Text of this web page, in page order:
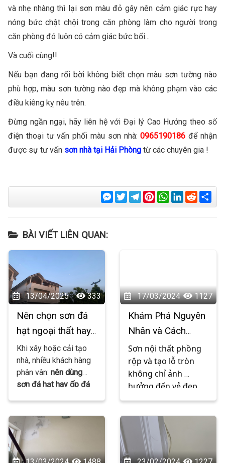
và nhẹ nhàng thì lại sơn màu đỏ gây nên cảm giác rực hay
nóng bức chật chội trong căn phòng làm cho người trong
căn phòng đó luôn có cảm giác bức bối...
Và cuối cùng!!
Nếu bạn đang rối bời không biết chọn màu sơn tường nào
phù hợp, màu sơn tường nào đẹp mà không phạm vào các
điều kiêng kỵ nêu trên.
Đừng ngần ngại, hãy liên hệ với Đại lý Cao Hướng theo số
điện thoại tư vấn phối màu sơn nhà:0965190186 để nhận
được sự tư vấn sơn nhà tại Hải Phòng từ các chuyên gia !
Messenger
TwitterTelegram
Pinterest
WhatsApp
LinkedIn
Reddit
BÀI VIẾT LIÊN QUAN:
13/04/2025 333
Nên chọn sơn đá
hạt ngoại thất hay
ốp đá thật? – Tư
vấn từ người trong
nghề
Khi xây hoặc cải tạo
nhà, nhiều khách hàng
phân vân: nên dùng
sơn đá hạt hay ốp đá
hai đều có vẻ ngoài
sang trọng, bền bỉ và
mang lại cảm giác “xịn
sò”, nhưng khác nhau
17/03/2024 1127
Khám Phá Nguyên
Nhân và Cách
Khắc Phục Hiện
Tượng Sơn Nội
Thất Phồng Rộp
và Tạo Lỗ Tròn
Sơn nội thất phồng
rộp và tạo lỗ tròn
không chỉ ảnh
hưởng đến vẻ đẹp
của không gian sống
cho gia chủ về chất
lượng và độ bền của
bức tường. Vậy